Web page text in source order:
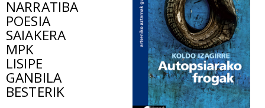
NARRATIBA
POESIA
SAIAKERA
MPK
LISIPE
GANBILA
BESTERIK